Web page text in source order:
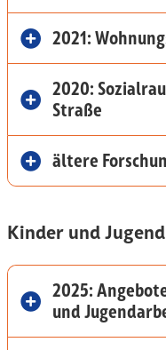
2021:
2020:
Straße
ältere
Kinder und
2025:
und